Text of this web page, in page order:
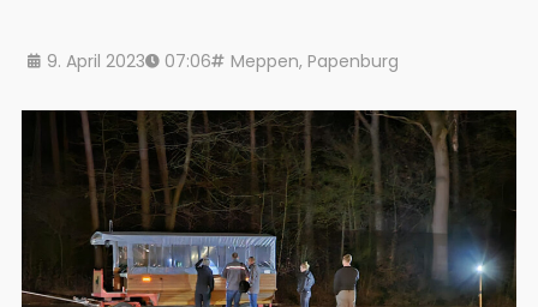
9. April 2023 07:06 Meppen, Papenburg